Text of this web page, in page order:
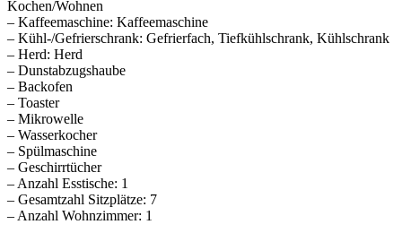
Kochen/Wohnen
– Kaffeemaschine: Kaffeemaschine
– Kühl-/Gefrierschrank: Gefrierfach, Tiefkühlschrank, Kühlschrank
– Herd: Herd
– Dunstabzugshaube
– Backofen
– Toaster
– Mikrowelle
– Wasserkocher
– Spülmaschine
– Geschirrtücher
– Anzahl Esstische: 1
– Gesamtzahl Sitzplätze: 7
– Anzahl Wohnzimmer: 1